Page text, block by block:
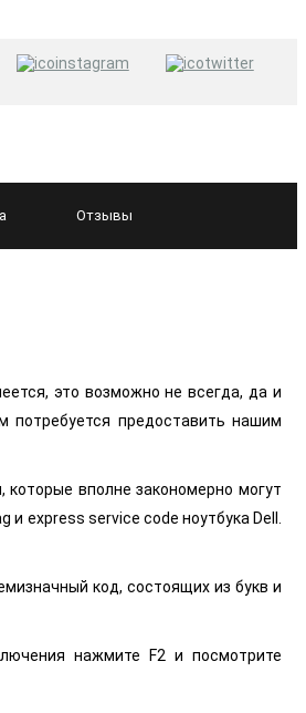
Отзывы
это возможно не всегда, да и
предоставить нашим
вполне закономерно могут
express service code ноутбука Dell.
код, состоящих из букв и
нажмите F2 и посмотрите